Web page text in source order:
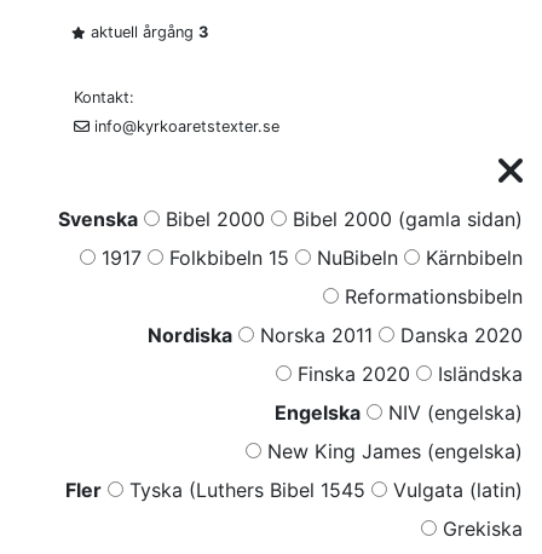
aktuell årgång 3
Kontakt:
info@kyrkoaretstexter.se
Svenska Bibel 2000
Bibel 2000 (gamla sidan)
1917
Folkbibeln 15 NuBibeln
Kärnbibeln
Reformationsbibeln
Nordiska
Norska 2011
Danska 2020
Finska 2020
Isländska
Engelska
NIV (engelska)
New King James (engelska)
Fler
Tyska (Luthers Bibel 1545
Vulgata (latin)
Grekiska